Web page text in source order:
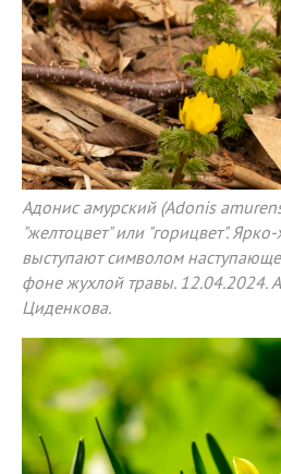
Адонис амурский (Adonis
"желтоцвет" или "горицвет".
выступают символом
фоне жухлой травы. 12.04.2024.
Циденкова.